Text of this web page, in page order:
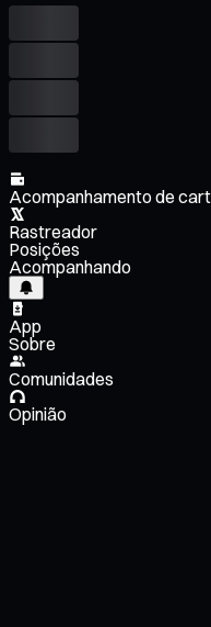
Acompanhamento de
Rastreador
Posições
Acompanhando
App
Sobre
Comunidades
Opinião